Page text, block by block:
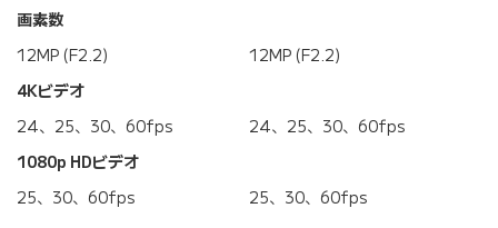
画素数
12MP (F2.2)
12MP (F2.2)
4Kビデオ
24、25、30、60fps
24、25、30、60fps
1080p HDビデオ
25、30、60fps
25、30、60fps